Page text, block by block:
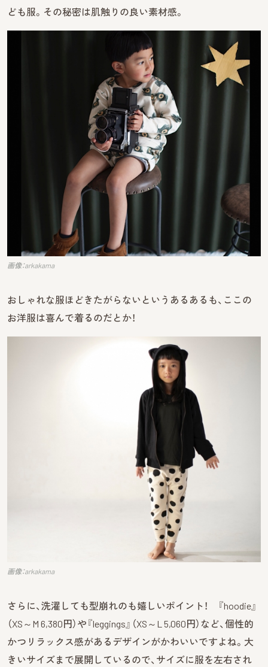
ども服。その秘密は肌触りの良い素材感。
画像：arkakama
おしゃれな服ほどきたがらないというあるあるも、ここの
お洋服は喜んで着るのだとか！
画像：arkakama
さらに、洗濯しても型崩れのも嬉しいポイント！ 『hoodie』
（XS～M 6,380円）や『leggings』（XS～L 5,060円）など、個性的
かつリラックス感があるデザインがかわいいですよね。大
きいサイズまで展開しているので、サイズに服を左右され